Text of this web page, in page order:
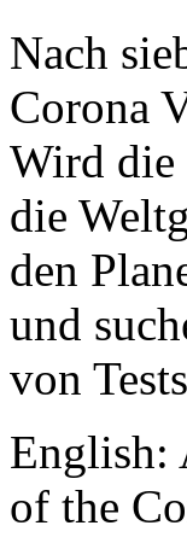
Nach
Corona
Wird die
die
den
und
von
English:
of the